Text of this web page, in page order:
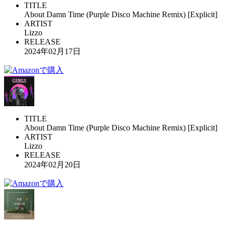
TITLE
About Damn Time (Purple Disco Machine Remix) [Explicit]
ARTIST
Lizzo
RELEASE
2024年02月17日
TITLE
About Damn Time (Purple Disco Machine Remix) [Explicit]
ARTIST
Lizzo
RELEASE
2024年02月20日